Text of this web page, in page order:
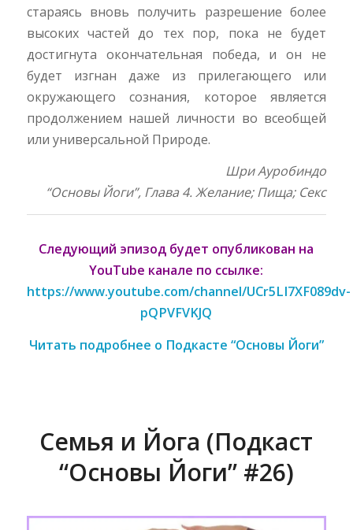
стараясь вновь получить разрешение более
высоких частей до тех пор, пока не будет
достигнута окончательная победа, и он не
будет изгнан даже из прилегающего или
окружающего сознания, которое является
продолжением нашей личности во всеобщей
или универсальной Природе.
Шри Ауробиндо
“Основы Йоги”, Глава 4. Желание; Пища; Секс
Следующий эпизод будет опубликован на
YouTube канале по ссылке:
https://www.youtube.com/channel/UCr5LI7XF089dv-
pQPVFVKJQ
Читать подробнее о Подкасте “Основы Йоги”
Семья и Йога (Подкаст
“Основы Йоги” #26)